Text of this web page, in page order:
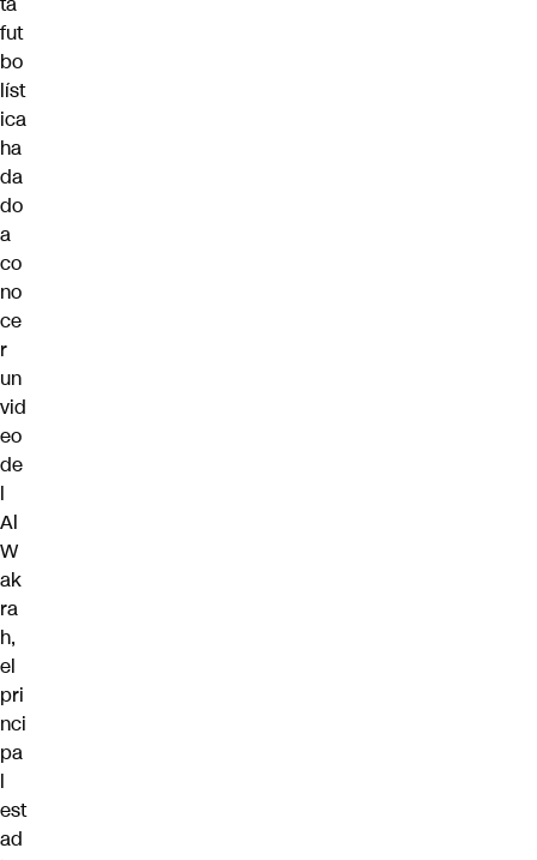
fut
bo
líst
ica
ha
da
do
a
co
no
ce
r
un
vid
eo
de
l
Al
W
ak
ra
h,
el
pri
nci
pa
l
est
ad